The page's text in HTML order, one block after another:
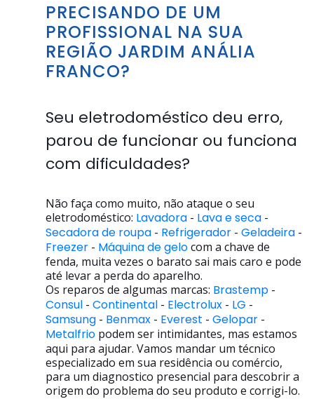
PRECISANDO DE UM
PROFISSIONAL NA SUA
REGIÃO JARDIM ANÁLIA
FRANCO?
Seu eletrodoméstico deu erro,
parou de funcionar ou funciona
com dificuldades?
Não faça como muito, não ataque o seu
eletrodoméstico: Lavadora - Lava e seca -
Secadora de roupa - Refrigerador - Geladeira -
Freezer - Máquina de gelocom a chave de
fenda, muita vezes o barato sai mais caro e pode
até levar a perda do aparelho.
Os reparos de algumas marcas: Brastemp -
Consul - Continental - Electrolux - LG -
Samsung - Benmax - Everest - Gelopar -
Metalfrio podem ser intimidantes, mas estamos
aqui para ajudar. Vamos mandar um técnico
especializado em sua residência ou comércio,
para um diagnostico presencial para descobrir a
origem do problema do seu produto e corrigi-lo.